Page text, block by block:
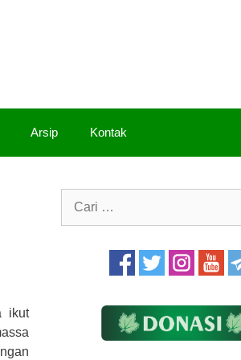
Arsip Kontak
ikut
Cari